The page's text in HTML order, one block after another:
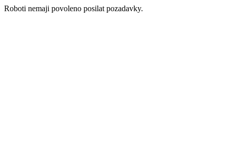
Roboti nemaji povoleno posilat pozadavky.